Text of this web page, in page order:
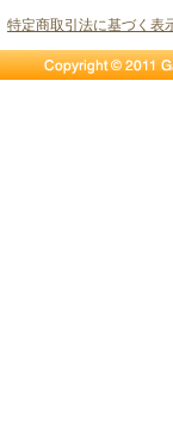
特定商取引法に基づく表